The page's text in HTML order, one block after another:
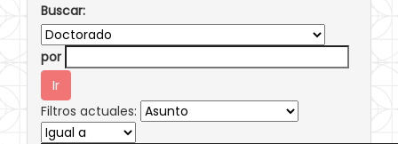
Buscar:
por
Filtros actuales: